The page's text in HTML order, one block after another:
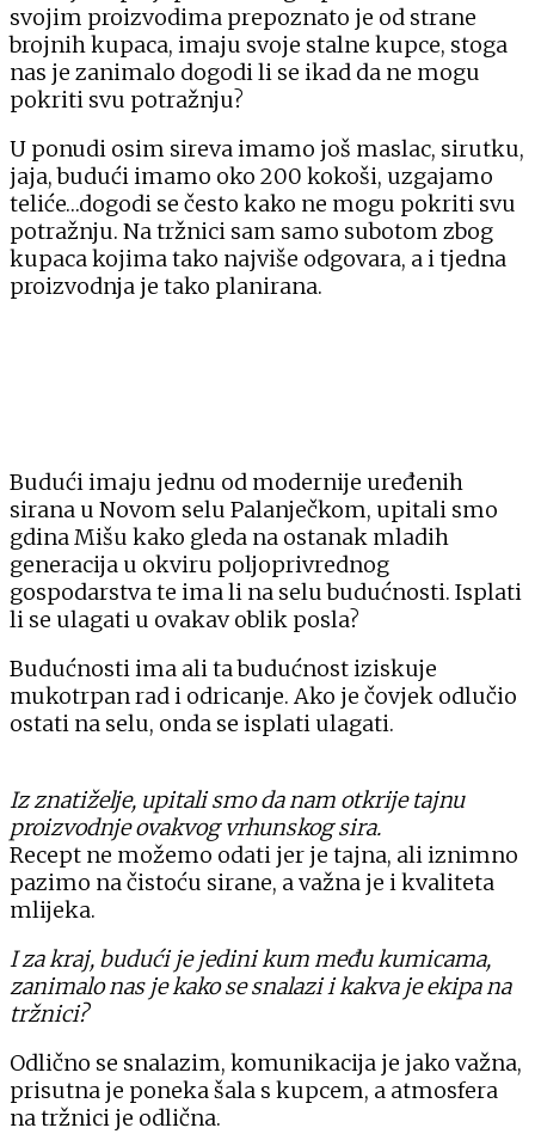
svojim proizvodima prepoznato je od strane
brojnih kupaca, imaju svoje stalne kupce, stoga
nas je zanimalo dogodi li se ikad da ne mogu
pokriti svu potražnju?
U ponudi osim sireva imamo još maslac, sirutku,
jaja, budući imamo oko 200 kokoši, uzgajamo
teliće…dogodi se često kako ne mogu pokriti svu
potražnju. Na tržnici sam samo subotom zbog
kupaca kojima tako najviše odgovara, a i tjedna
proizvodnja je tako planirana.
Budući imaju jednu od modernije uređenih
sirana u Novom selu Palanječkom, upitali smo
gdina Mišu kako gleda na ostanak mladih
generacija u okviru poljoprivrednog
gospodarstva te ima li na selu budućnosti. Isplati
li se ulagati u ovakav oblik posla?
Budućnosti ima ali ta budućnost iziskuje
mukotrpan rad i odricanje. Ako je čovjek odlučio
ostati na selu, onda se isplati ulagati.
Iz znatiželje, upitali smo da nam otkrije tajnu
proizvodnje ovakvog vrhunskog sira.
Recept ne možemo odati jer je tajna, ali iznimno
pazimo na čistoću sirane, a važna je i kvaliteta
mlijeka.
I za kraj, budući je jedini kum među kumicama,
zanimalo nas je kako se snalazi i kakva je ekipa na
tržnici?
Odlično se snalazim, komunikacija je jako važna,
prisutna je poneka šala s kupcem, a atmosfera
na tržnici je odlična.